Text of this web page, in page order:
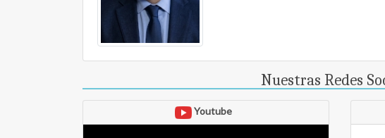
Nuestras Redes
Youtube